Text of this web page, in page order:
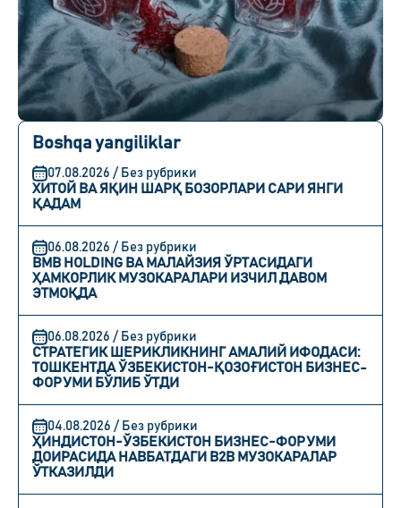
Boshqa yangiliklar
07.08.2026 / Без рубрики
ХИТОЙ ВА ЯҚИН ШАРҚ БОЗОРЛАРИ САРИ ЯНГИ
ҚАДАМ
06.08.2026 / Без рубрики
BMB HOLDING ВА МАЛАЙЗИЯ ЎРТАСИДАГИ
ҲАМКОРЛИК МУЗОКАРАЛАРИ ИЗЧИЛ ДАВОМ
ЭТМОҚДА
06.08.2026 / Без рубрики
СТРАТЕГИК ШЕРИКЛИКНИНГ АМАЛИЙ ИФОДАСИ:
ТОШКЕНТДА ЎЗБЕКИСТОН-ҚОЗОҒИСТОН БИЗНЕС-
ФОРУМИ БЎЛИБ ЎТДИ
04.08.2026 / Без рубрики
ҲИНДИСТОН-ЎЗБЕКИСТОН БИЗНЕС-ФОРУМИ
ДОИРАСИДА НАВБАТДАГИ B2B МУЗОКАРАЛАР
ЎТКАЗИЛДИ